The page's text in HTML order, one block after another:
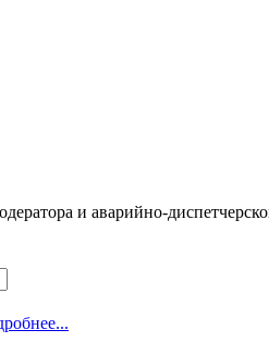
и аварийно-